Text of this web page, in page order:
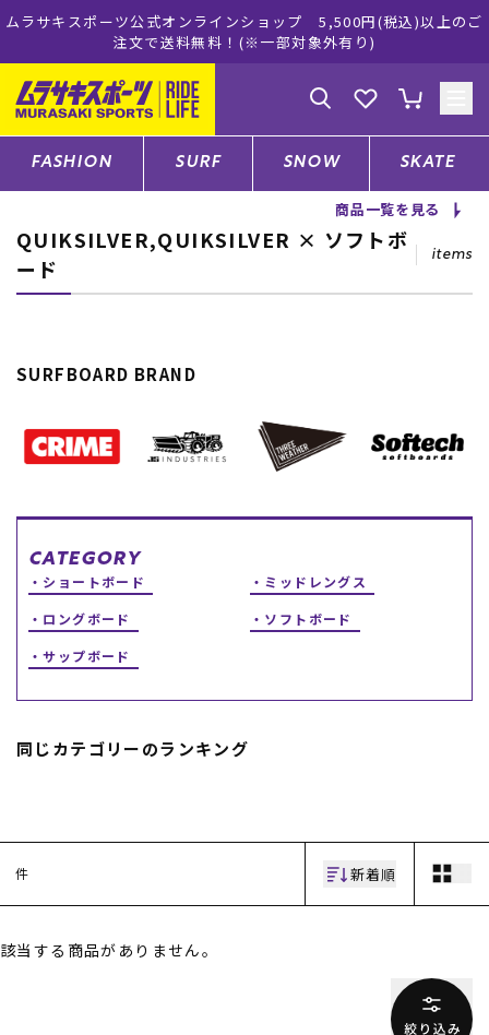
公式オンラインショップ 5,500円(税込)以上のご
で送料無料！(※一部対象外有り)
ムラサキスポー
ゲスト様
ログイン 会員登録
店舗一覧
サーフTOP
スノーTOP
スケートTOP
CONTENTS
ブランド一覧
特集一覧
中古/アウトレット サー
フ
中古/アウトレット スノ
ー
SUPPORT
下取り保証について
よくある質問
お問い合わせ
FASHION SURF SNOW SKATE
商品一覧を見る
QUIKSILVER,QUIKSILVER × ソフトボ
ード
items
SURFBOARD BRAND
CATEGORY
ショートボード
ミッドレングス
ロングボード
ソフトボード
サップボード
同じカテゴリーのランキング
件 新着順
該当する商品がありません。